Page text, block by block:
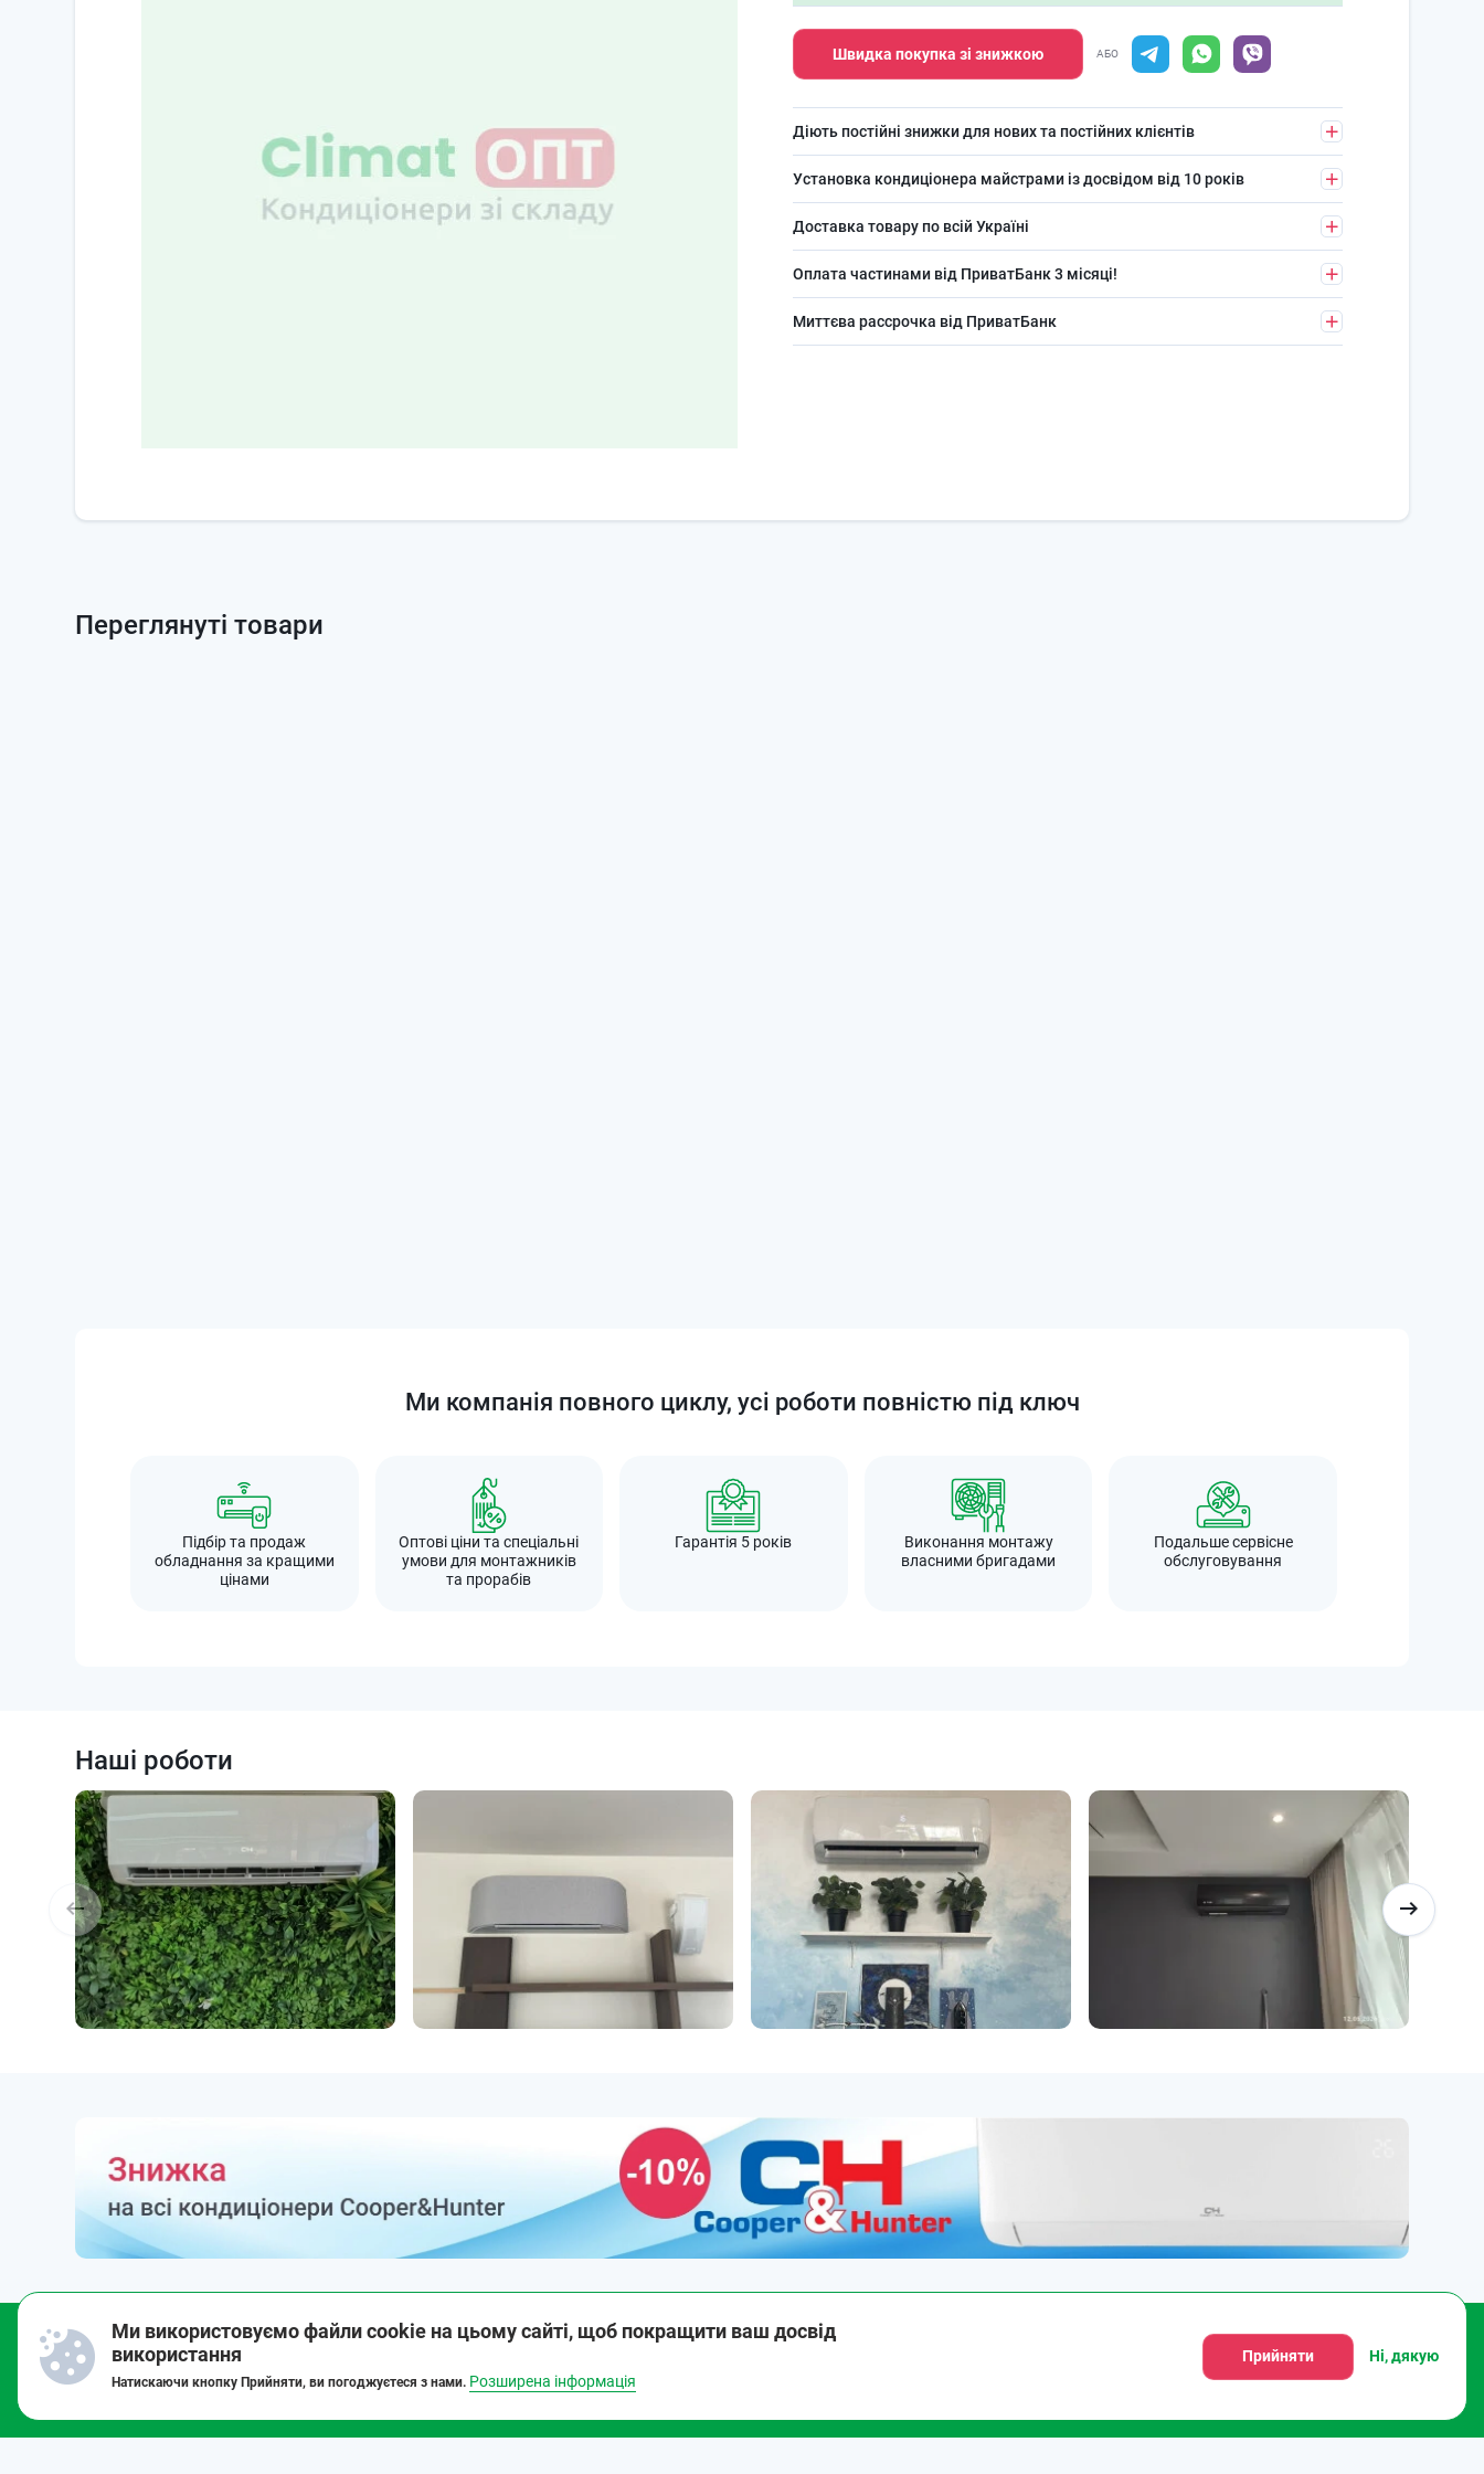
Швидка покупка зі знижкою АБО
Діють постійні знижки для нових та постійних клієнтів
Установка кондиціонера майстрами із досвідом від 10 років
Доставка товару по всій Україні
Оплата частинами від ПриватБанк 3 місяці!
Миттєва рассрочка від ПриватБанк
Переглянуті товари
Ми компанія повного циклу, усі роботи повністю під ключ
Підбір та продаж
обладнання за кращими
цінами
Оптові ціни та спеціальні
умови для монтажників
та прорабів
Гарантія 5 років
Виконання монтажу
власними бригадами
Подальше сервісне
обслуговування
Наші роботи
консультацію спеціаліста
телефону
Ми використовуємо файли cookie на цьому сайті, щоб покращити ваш досвід
використання
Натискаючи кнопку Прийняти, ви погоджуєтеся з нами. Розширена інформація
Ні, дякую
Прийняти